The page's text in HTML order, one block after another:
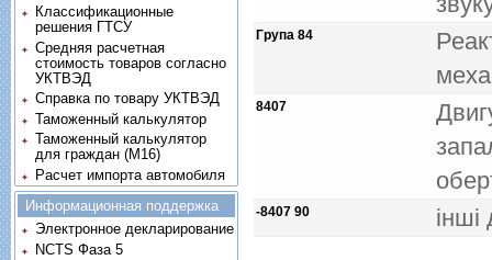
Група 84
8407
-8407 90 iншi
Классификационные
решения ГТСУ
Средняя расчетная
стоимость товаров согласно
УКТВЭД
Справка по товару УКТВЭД
Таможенный калькулятор
Таможенный калькулятор
для граждан (M16)
Расчет импорта автомобиля
Информационная поддержка
Электронное декларирование
NCTS Фаза 5